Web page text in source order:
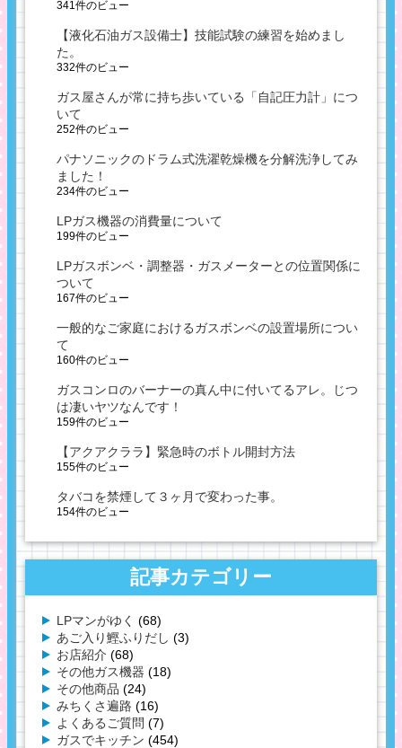
341件のビュー
【液化石油ガス設備士】技能試験の練習を始めまし
た。
332件のビュー
ガス屋さんが常に持ち歩いている「自記圧力計」につ
いて
252件のビュー
パナソニックのドラム式洗濯乾燥機を分解洗浄してみ
ました！
234件のビュー
LPガス機器の消費量について
199件のビュー
LPガスボンベ・調整器・ガスメーターとの位置関係に
ついて
167件のビュー
一般的なご家庭におけるガスボンベの設置場所につい
て
160件のビュー
ガスコンロのバーナーの真ん中に付いてるアレ。じつ
は凄いヤツなんです！
159件のビュー
【アクアクララ】緊急時のボトル開封方法
155件のビュー
タバコを禁煙して３ヶ月で変わった事。
154件のビュー
記事カテゴリー
LPマンがゆく (68)
あご入り鰹ふりだし (3)
お店紹介 (68)
その他ガス機器 (18)
その他商品 (24)
みちくさ遍路 (16)
よくあるご質問 (7)
ガスでキッチン (454)